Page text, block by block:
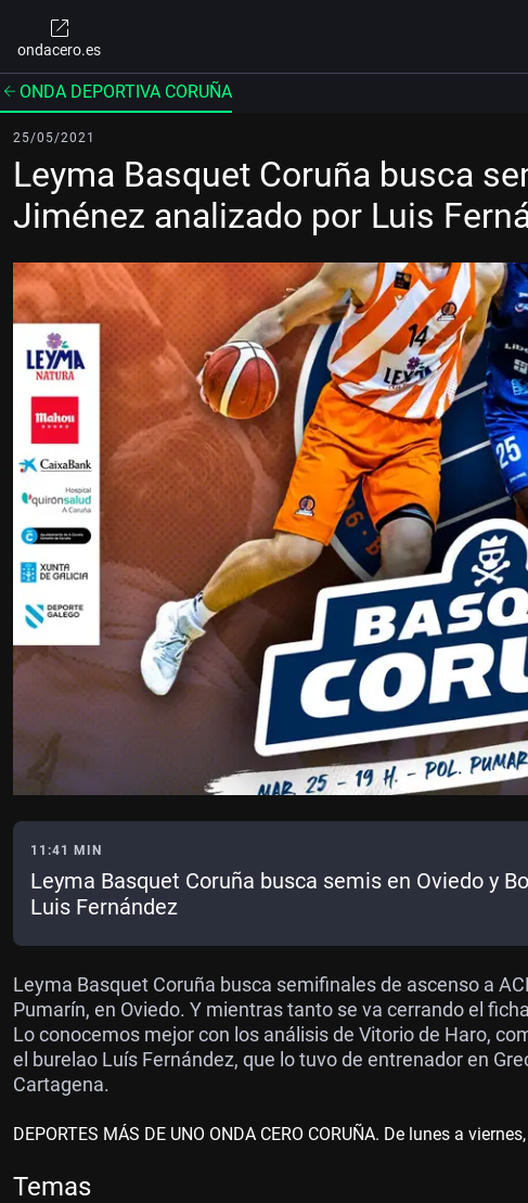
ondacero.es
ONDA DEPORTIVA CORUÑA
25/05/2021
Leyma Basquet Coruña busca
Jiménez analizado por Luis
11:41 MIN
Leyma Basquet Coruña busca semis en Oviedo y
Luis Fernández
Leyma Basquet Coruña busca semifinales de ascenso a
Pumarín, en Oviedo. Y mientras tanto se va cerrando el
Lo conocemos mejor con los análisis de Vitorio de Haro,
el burelao Luís Fernández, que lo tuvo de entrenador en
Cartagena.
DEPORTES MÁS DE UNO ONDA CERO CORUÑA. De lunes a
Temas